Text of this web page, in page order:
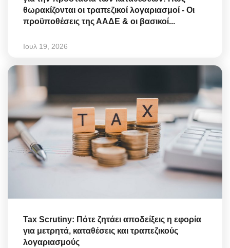
θωρακίζονται οι τραπεζικοί λογαριασμοί - Οι
προϋποθέσεις της ΑΑΔΕ & οι βασικοί...
Ιουλ 19, 2026
Tax Scrutiny: Πότε ζητάει αποδείξεις η εφορία
για μετρητά, καταθέσεις και τραπεζικούς
λογαριασμούς